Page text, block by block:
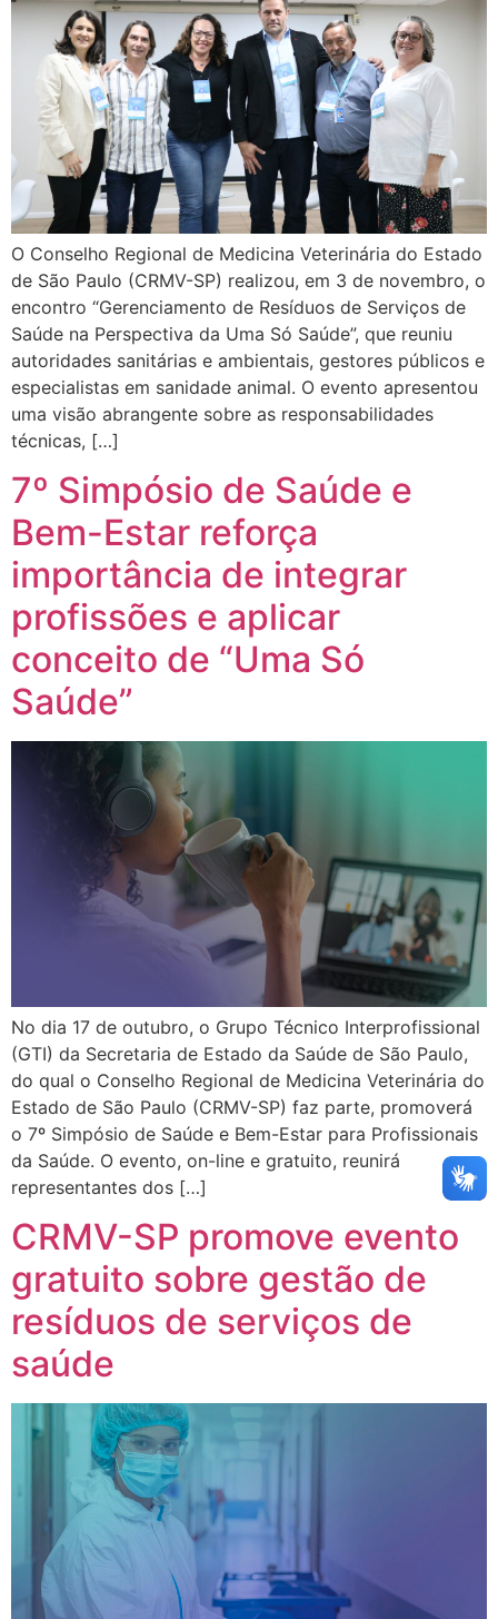
O Conselho Regional de Medicina Veterinária do Estado
de São Paulo (CRMV-SP) realizou, em 3 de novembro, o
encontro “Gerenciamento de Resíduos de Serviços de
Saúde na Perspectiva da Uma Só Saúde”, que reuniu
autoridades sanitárias e ambientais, gestores públicos e
especialistas em sanidade animal. O evento apresentou
uma visão abrangente sobre as responsabilidades
técnicas, […]
7º Simpósio de Saúde e
Bem-Estar reforça
importância de integrar
profissões e aplicar
conceito de “Uma Só
Saúde”
No dia 17 de outubro, o Grupo Técnico Interprofissional
(GTI) da Secretaria de Estado da Saúde de São Paulo,
do qual o Conselho Regional de Medicina Veterinária do
Estado de São Paulo (CRMV-SP) faz parte, promoverá
o 7º Simpósio de Saúde e Bem-Estar para Profissionais
da Saúde. O evento, on-line e gratuito, reunirá
representantes dos […]
CRMV-SP promove evento
gratuito sobre gestão de
resíduos de serviços de
saúde